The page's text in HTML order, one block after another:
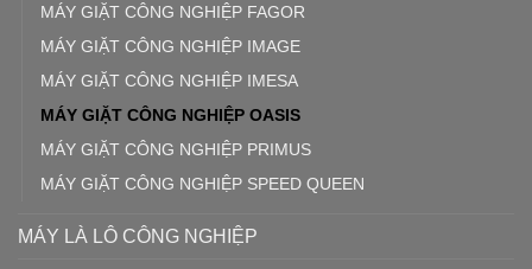
MÁY GIẶT CÔNG NGHIỆP FAGOR
MÁY GIẶT CÔNG NGHIỆP IMAGE
MÁY GIẶT CÔNG NGHIỆP IMESA
MÁY GIẶT CÔNG NGHIỆP OASIS
MÁY GIẶT CÔNG NGHIỆP PRIMUS
MÁY GIẶT CÔNG NGHIỆP SPEED QUEEN
MÁY LÀ LÔ CÔNG NGHIỆP